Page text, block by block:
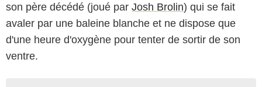
son père décédé (joué par Josh Brolin) qui se fait
avaler par une baleine blanche et ne dispose que
d'une heure d'oxygène pour tenter de sortir de son
ventre.